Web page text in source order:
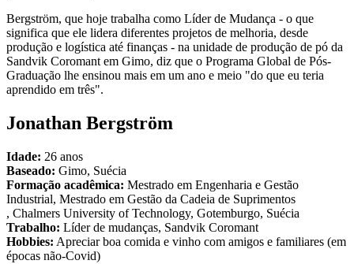
Bergström, que hoje trabalha como Líder de Mudança - o que
significa que ele lidera diferentes projetos de melhoria, desde
produção e logística até finanças - na unidade de produção de pó da
Sandvik Coromant em Gimo, diz que o Programa Global de Pós-
Graduação lhe ensinou mais em um ano e meio "do que eu teria
aprendido em três".
Jonathan Bergström
Idade: 26 anos
Baseado: Gimo, Suécia
Formação acadêmica: Mestrado em Engenharia e Gestão
Industrial, Mestrado em Gestão da Cadeia de Suprimentos
, Chalmers University of Technology, Gotemburgo, Suécia
Trabalho: Líder de mudanças, Sandvik Coromant
Hobbies: Apreciar boa comida e vinho com amigos e familiares (em
épocas não-Covid)